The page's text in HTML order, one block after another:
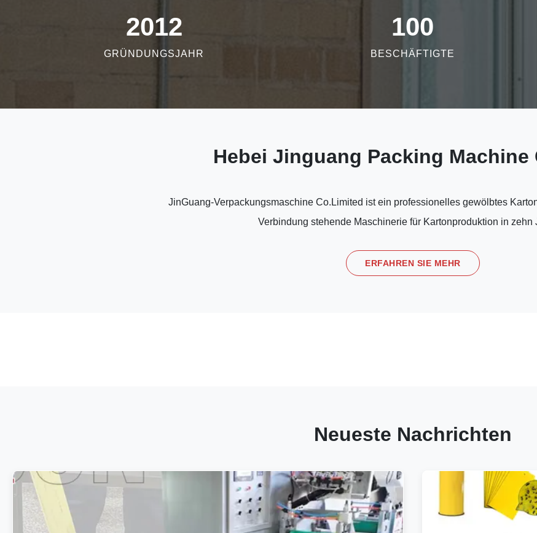
2012
GRÜNDUNGSJAHR
100
BESCHÄFTIGTE
Hebei Jinguang Packing Machine
JinGuang-Verpackungsmaschine Co.Limited ist ein professionelles gewölbtes
Verbindung stehende Maschinerie für Kartonproduktion in zehn
ERFAHREN SIE MEHR
Neueste Nachrichten